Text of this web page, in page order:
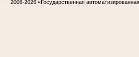
2006-2026 «Государственная